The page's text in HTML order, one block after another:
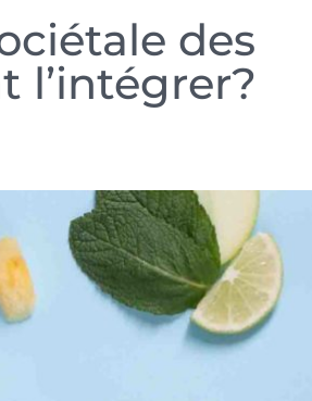
des
l’intégrer?